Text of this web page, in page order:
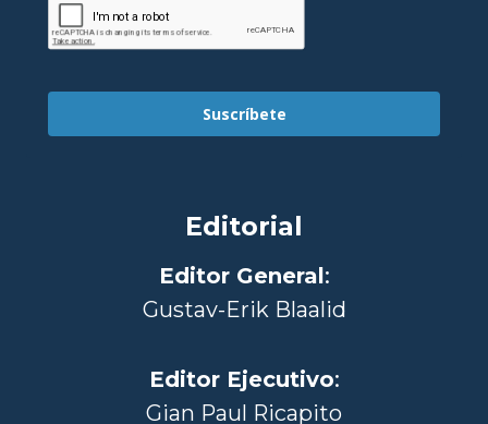
Suscríbete
Editorial
Editor General:
Gustav-Erik Blaalid
Editor Ejecutivo:
Gian Paul Ricapito